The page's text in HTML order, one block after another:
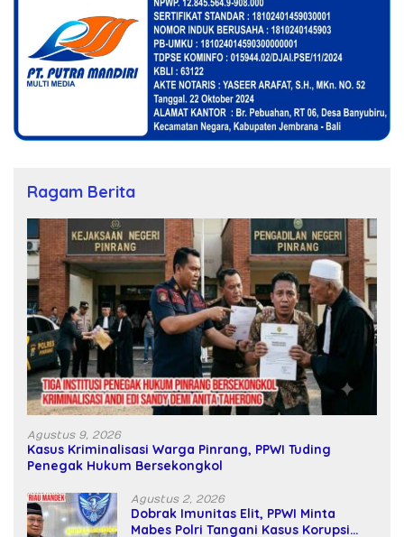
Ragam Berita
Agustus 9, 2026
Kasus Kriminalisasi Warga Pinrang, PPWI Tuding
Penegak Hukum Bersekongkol
Agustus 2, 2026
Dobrak Imunitas Elit, PPWI Minta
Mabes Polri Tangani Kasus Korupsi